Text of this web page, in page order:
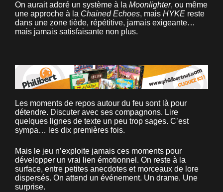
On aurait adoré un système à la Moonlighter, ou même
une approche à la Chained Echoes, mais HYKE reste
dans une zone tiède, répétitive, jamais exigeante…
mais jamais satisfaisante non plus.
Les moments de repos autour du feu sont là pour
détendre. Discuter avec ses compagnons. Lire
quelques lignes de texte un peu trop sages. C’est
sympa… les dix premières fois.
Mais le jeu n’exploite jamais ces moments pour
développer un vrai lien émotionnel. On reste à la
surface, entre petites anecdotes et morceaux de lore
dispersés. On attend un événement. Un drame. Une
surprise.